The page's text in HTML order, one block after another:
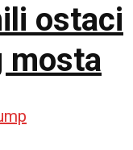
ostaci
mosta